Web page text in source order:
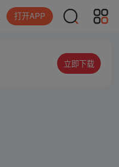
打开APP
立即下载